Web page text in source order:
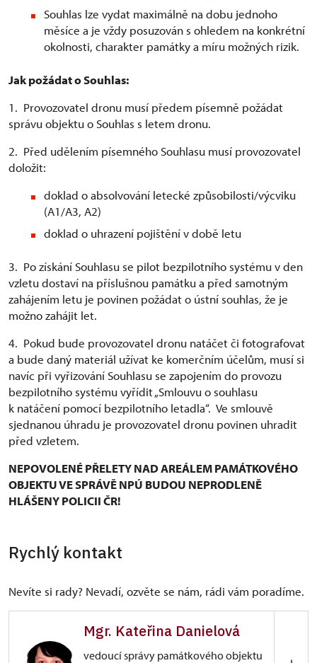
Souhlas lze vydat maximálně na dobu jednoho
měsíce a je vždy posuzován s ohledem na konkrétní
okolnosti, charakter památky a míru možných rizik.
Jak požádat o Souhlas:
1. Provozovatel dronu musí předem písemně požádat
správu objektu o Souhlas s letem dronu.
2. Před udělením písemného Souhlasu musí provozovatel
doložit:
doklad o absolvování letecké způsobilosti/výcviku
(A1/A3, A2)
doklad o uhrazení pojištění v době letu
3. Po získání Souhlasu se pilot bezpilotního systému v den
vzletu dostaví na příslušnou památku a před samotným
zahájením letu je povinen požádat o ústní souhlas, že je
možno zahájit let.
4. Pokud bude provozovatel dronu natáčet či fotografovat
a bude daný materiál užívat ke komerčním účelům, musí si
navíc při vyřizování Souhlasu se zapojením do provozu
bezpilotního systému vyřídit „Smlouvu o souhlasu
k natáčení pomocí bezpilotního letadla“. Ve smlouvě
sjednanou úhradu je provozovatel dronu povinen uhradit
před vzletem.
NEPOVOLENÉ PŘELETY NAD AREÁLEM PAMÁTKOVÉHO
OBJEKTU VE SPRÁVĚ NPÚ BUDOU NEPRODLENĚ
HLÁŠENY POLICII ČR!
Rychlý kontakt
Nevíte si rady? Nevadí, ozvěte se nám, rádi vám poradíme.
Mgr. Kateřina Danielová
vedoucí správy památkového objektu